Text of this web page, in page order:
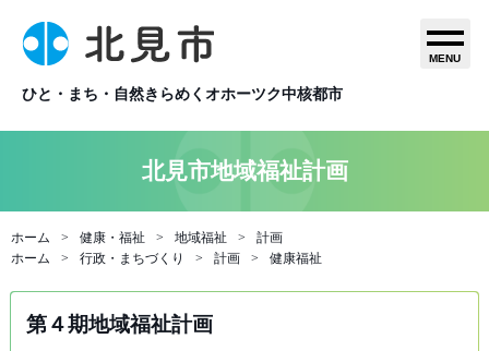
ひと・まち・自然きらめくオホーツク中核都市
MENU
北見市地域福祉計画
ホーム 健康・福祉 地域福祉
計画
ホーム
行政・まちづくり 計画 健康福祉
第４期地域福祉計画